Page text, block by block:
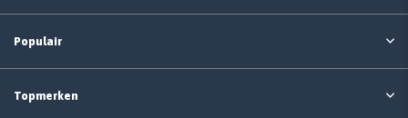
Populair
Topmerken